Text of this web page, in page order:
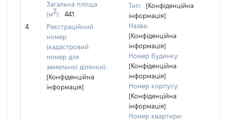
4
Загальна площа
(м2):
441
Реєстраційний
номер
(кадастровий
номер для
земельної ділянки):
[Конфіденційна
інформація]
Тип:
[Конфіденційна
інформація]
Назва:
[Конфіденційна
інформація]
Номер будинку:
[Конфіденційна
інформація]
Номер корпусу:
[Конфіденційна
інформація]
Номер квартири: